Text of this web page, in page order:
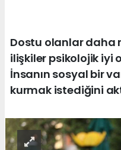
Dostu olanlar daha
ilişkiler psikolojik iyi
İnsanın sosyal bir
kurmak istediğini